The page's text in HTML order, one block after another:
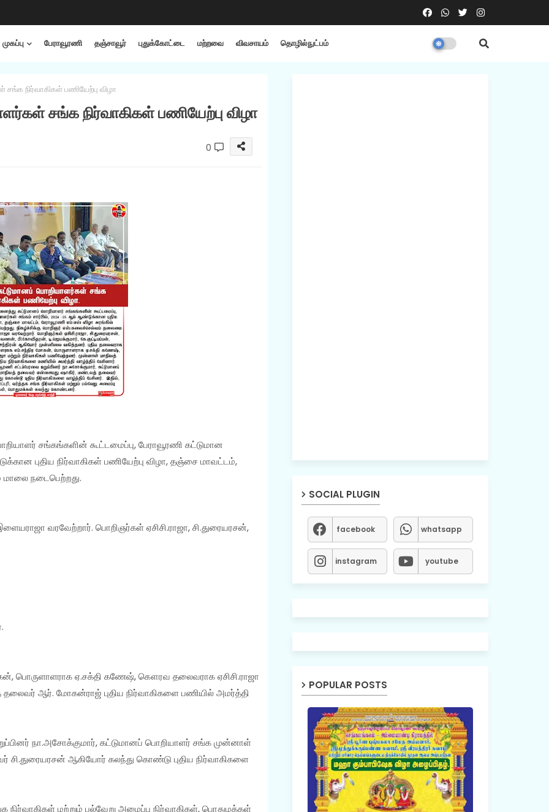
முகப்பு பேராவூரணி தஞ்சாவூர் புதுக்கோட்டை மற்றவை விவசாயம் தொழில்நுட்பம்
நிர்வாகிகள் பணியேற்பு விழா
சங்க நிர்வாகிகள் பணியேற்பு விழா
0
சங்கங்களின் கூட்டமைப்பு, பேராவூரணி கட்டுமான
புதிய நிர்வாகிகள் பணியேற்பு விழா, தஞ்சை மாவட்டம்,
மாலை நடைபெற்றது.
வரவேற்றார். பொறிஞர்கள் ஏசிசி.ராஜா, சி.துரையரசன்,
பொருளாளராக ஏ.சக்தி கணேஷ், கௌரவ தலைவராக ஏசிசி.ராஜா
ஆர். மோகன்ராஜ் புதிய நிர்வாகிகளை பணியில் அமர்த்தி
நா.அசோக்குமார், கட்டுமானப் பொறியாளர் சங்க முன்னாள்
ஆகியோர் கலந்து கொண்டு புதிய நிர்வாகிகளை
மற்றும் பல்வேறு அமைப்பு நிர்வாகிகள், பொதுமக்கள்
SOCIAL PLUGIN
facebook whatsapp
instagram youtube
POPULAR POSTS